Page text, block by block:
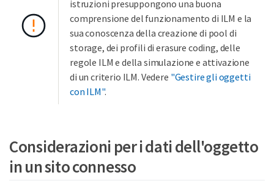
istruzioni presuppongono una buona
comprensione del funzionamento di ILM e la
sua conoscenza della creazione di pool di
storage, dei profili di erasure coding, delle
regole ILM e della simulazione e attivazione
di un criterio ILM. Vedere "Gestire gli oggetti
con ILM".
Considerazioni per i dati dell'oggetto
in un sito connesso